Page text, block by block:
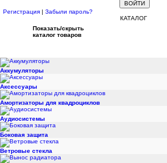
Регистрация
Забыли пароль?
КАТАЛОГ
Показать/скрыть
каталог товаров
Аккумуляторы
Аксессуары
Амортизаторы для квадроциклов
Аудиосистемы
Боковая защита
Ветровые стекла